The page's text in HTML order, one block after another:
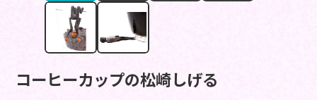
コーヒーカップの松崎しげる